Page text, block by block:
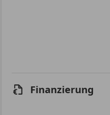
Finanzierung